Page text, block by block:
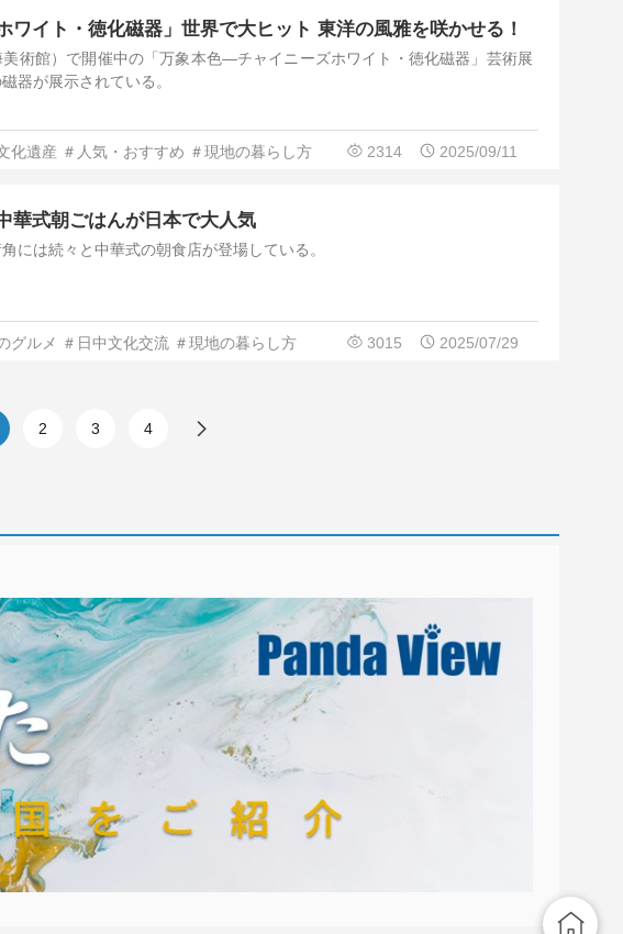
ワイト・徳化磁器」世界で大ヒット 東洋の風雅を咲かせる！
術館）で開催中の「万象本色—チャイニーズホワイト・徳化磁器」芸術展
器が展示されている。
化遺産 ＃人気・おすすめ ＃現地の暮らし方 2314 2025/09/11
華式朝ごはんが日本で大人気
には続々と中華式の朝食店が登場している。
グルメ ＃日中文化交流 ＃現地の暮らし方 3015 2025/07/29
2 3 4